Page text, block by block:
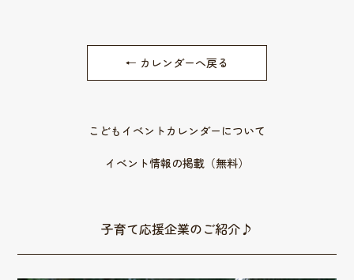
← カレンダーへ戻る
こどもイベントカレンダーについて
イベント情報の掲載（無料）
子育て応援企業のご紹介♪